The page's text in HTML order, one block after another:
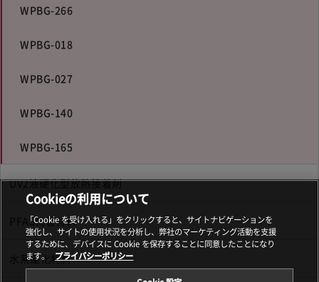
WPBG-266
WPBG-018
WPBG-027
WPBG-140
WPBG-165
UV2液硬化型放熱接着剤
PFAS代替材料
水系硬化材料
Cookieの利用について
「Cookie を受け入れる」をクリックすると、サイトナビゲーションを
強化し、サイトの使用状況を分析し、弊社のマーケティング活動を支援
するために、デバイスに Cookie を保存することに同意したことになり
ます。
プライバシーポリシー